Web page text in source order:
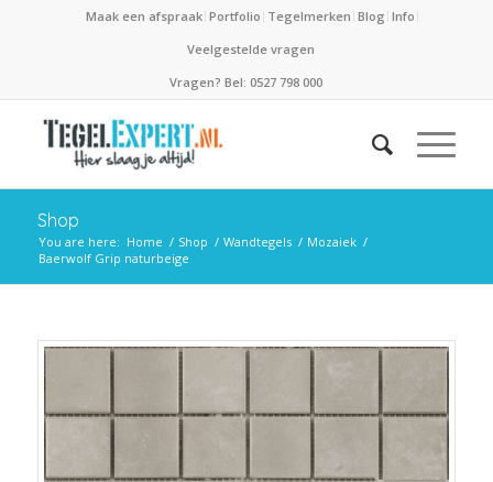
Maak een afspraak Portfolio Tegelmerken Blog Info
Veelgestelde vragen
Vragen? Bel: 0527 798 000
Shop
You are here: Home / Shop / Wandtegels / Mozaiek /
Baerwolf Grip naturbeige